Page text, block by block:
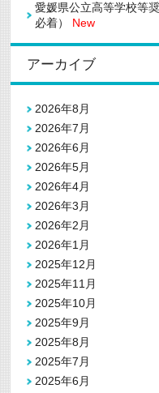
愛媛県公立高等学校等
必着） New
アーカイブ
2026年8月
2026年7月
2026年6月
2026年5月
2026年4月
2026年3月
2026年2月
2026年1月
2025年12月
2025年11月
2025年10月
2025年9月
2025年8月
2025年7月
2025年6月